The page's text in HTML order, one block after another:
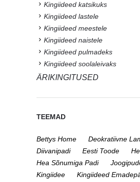
Kingiideed katsikuks
Kingiideed lastele
Kingiideed meestele
Kingiideed naistele
Kingiideed pulmadeks
Kingiideed soolaleivaks
ÄRIKINGITUSED
TEEMAD
Bettys Home
Deokratiivne
Diivanipadi
Eesti Toode
Hea Sõnumiga Padi
Kingiidee
Kingiideed